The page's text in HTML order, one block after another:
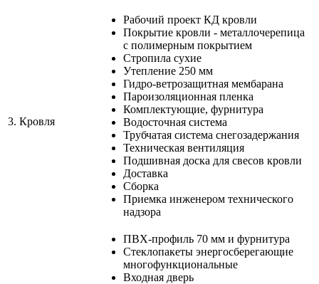
3. Кровля
Рабочий проект КД кровли
Покрытие кровли - металлочерепица
с полимерным покрытием
Стропила сухие
Утепление 250 мм
Гидро-ветрозащитная мембарана
Пароизоляционная пленка
Комплектующие, фурнитура
Водосточная система
Трубчатая система снегозадержания
Техническая вентиляция
Подшивная доска для свесов кровли
Доставка
Сборка
Приемка инженером технического
надзора
ПВХ-профиль 70 мм и фурнитура
Стеклопакеты энергосберегающие
многофункциональные
Входная дверь